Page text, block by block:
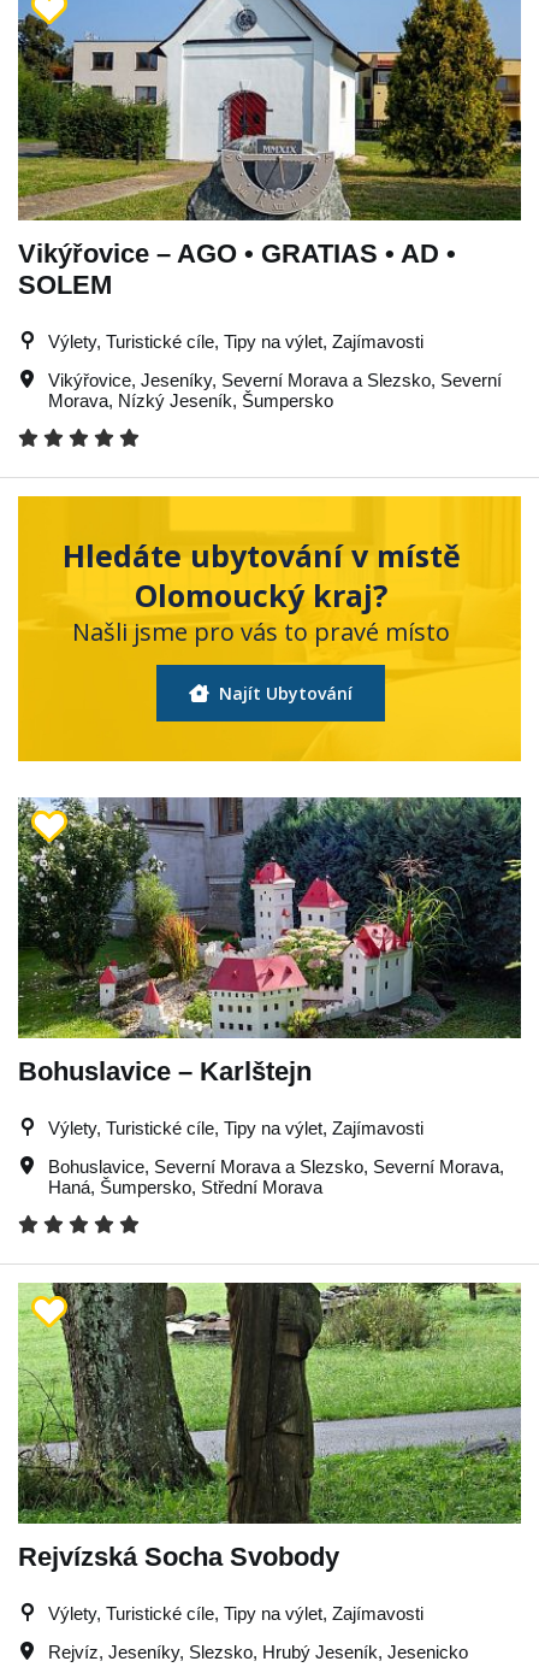
Vikýřovice – AGO • GRATIAS • AD •
SOLEM
Výlety, Turistické cíle, Tipy na výlet, Zajímavosti
Vikýřovice, Jeseníky, Severní Morava a Slezsko, Severní
Morava, Nízký Jeseník, Šumpersko
Hledáte ubytování v místě
Olomoucký kraj?
Našli jsme pro vás to pravé místo
Najít Ubytování
Bohuslavice – Karlštejn
Výlety, Turistické cíle, Tipy na výlet, Zajímavosti
Bohuslavice, Severní Morava a Slezsko, Severní Morava,
Haná, Šumpersko, Střední Morava
Rejvízská Socha Svobody
Výlety, Turistické cíle, Tipy na výlet, Zajímavosti
Rejvíz, Jeseníky, Slezsko, Hrubý Jeseník, Jesenicko